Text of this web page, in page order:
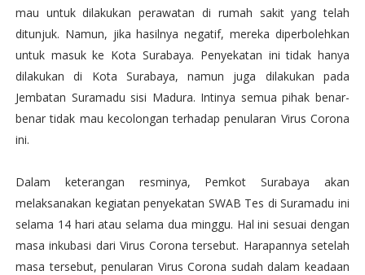
mau untuk dilakukan perawatan di rumah sakit yang telah
ditunjuk. Namun, jika hasilnya negatif, mereka diperbolehkan
untuk masuk ke Kota Surabaya. Penyekatan ini tidak hanya
dilakukan di Kota Surabaya, namun juga dilakukan pada
Jembatan Suramadu sisi Madura. Intinya semua pihak benar-
benar tidak mau kecolongan terhadap penularan Virus Corona
ini.
Dalam keterangan resminya, Pemkot Surabaya akan
melaksanakan kegiatan penyekatan SWAB Tes di Suramadu ini
selama 14 hari atau selama dua minggu. Hal ini sesuai dengan
masa inkubasi dari Virus Corona tersebut. Harapannya setelah
masa tersebut, penularan Virus Corona sudah dalam keadaan